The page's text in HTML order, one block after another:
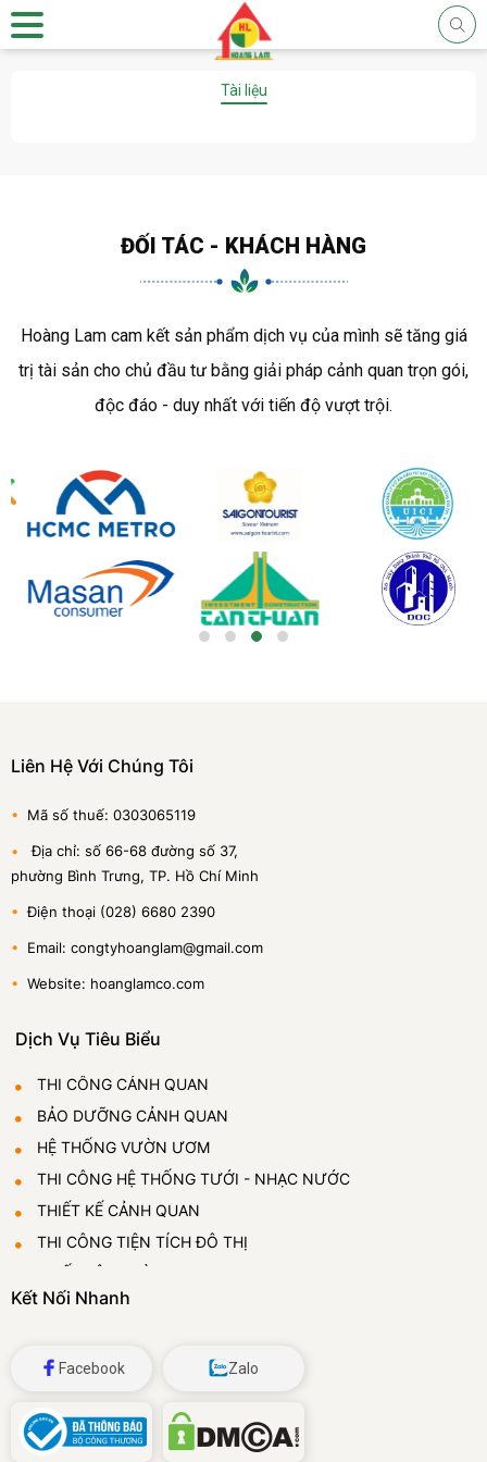
Tài liệu
ĐỐI TÁC - KHÁCH HÀNG
Hoàng Lam cam kết sản phẩm dịch vụ của mình sẽ tăng giá
trị tài sản cho chủ đầu tư bằng giải pháp cảnh quan trọn gói,
độc đáo - duy nhất với tiến độ vượt trội.
Liên Hệ Với Chúng Tôi
• Mã số thuế: 0303065119
• Địa chỉ: số 66-68 đường số 37,
phường Bình Trưng, TP. Hồ Chí Minh
• Điện thoại (028) 6680 2390
• Email: congtyhoanglam@gmail.com
• Website: hoanglamco.com
Dịch Vụ Tiêu Biểu
THI CÔNG CẢNH QUAN
BẢO DƯỠNG CẢNH QUAN
HỆ THỐNG VƯỜN ƯƠM
THI CÔNG HỆ THỐNG TƯỚI - NHẠC NƯỚC
THIẾT KẾ CẢNH QUAN
THI CÔNG TIỆN TÍCH ĐÔ THỊ
CUNG CẤP VÀ CHO THUÊ CÂY CẢNH
Kết Nối Nhanh
Facebook Zalo